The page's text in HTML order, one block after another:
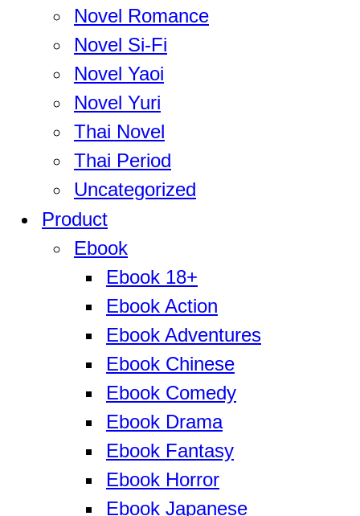
Novel Romance
Novel Si-Fi
Novel Yaoi
Novel Yuri
Thai Novel
Thai Period
Uncategorized
Product
Ebook
Ebook 18+
Ebook Action
Ebook Adventures
Ebook Chinese
Ebook Comedy
Ebook Drama
Ebook Fantasy
Ebook Horror
Ebook Japanese